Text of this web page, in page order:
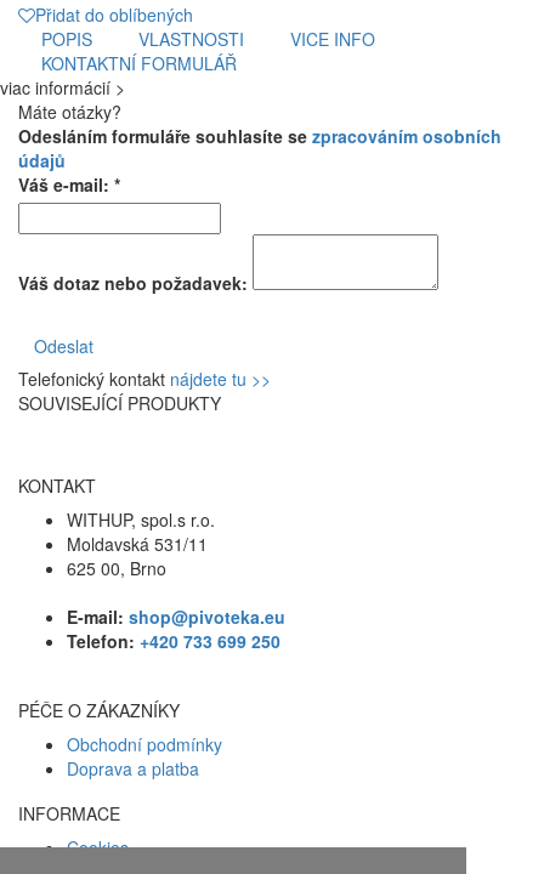
Přidat do oblíbených
POPIS
VLASTNOSTI
VICE INFO
KONTAKTNÍ FORMULÁŘ
viac informácií >
Máte otázky?
Odesláním formuláře souhlasíte se zpracováním osobních
údajů
Váš e-mail: *
Váš dotaz nebo požadavek:
Odeslat
Telefonický kontakt nájdete tu >>
SOUVISEJÍCÍ PRODUKTY
KONTAKT
WITHUP, spol.s r.o.
Moldavská 531/11
625 00, Brno
E-mail: shop@pivoteka.eu
Telefon: +420 733 699 250
PÉČE O ZÁKAZNÍKY
Obchodní podmínky
Doprava a platba
INFORMACE
Cookies